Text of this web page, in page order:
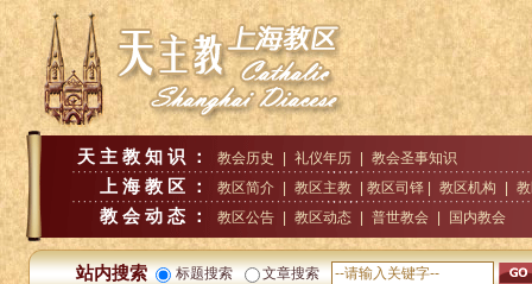
天主教知识： 教会历史 礼仪年历 教会圣事知识
上海教区： 教区简介 教区主教 | 教区司铎 | 教区机构
教会动态： 教区公告 教区动态 普世教会 国内教会
站内搜索 标题搜索 文章搜索